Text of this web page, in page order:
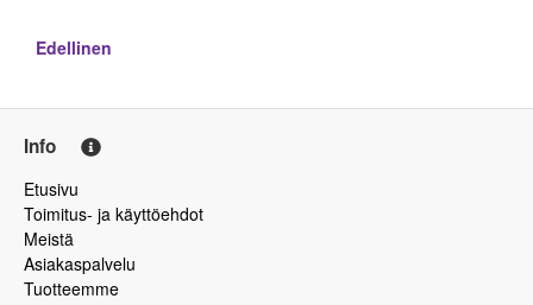
Edellinen
Info
Etusivu
Toimitus- ja käyttöehdot
Meistä
Asiakaspalvelu
Tuotteemme